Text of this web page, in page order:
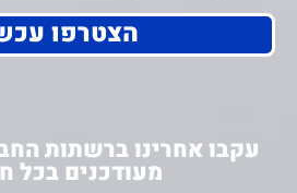
הצטרפו
עקבו אחרינו ברשתות
מעודכנים בכל